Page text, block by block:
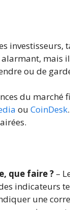
investisseurs,
mais
ou de
du marché
ou CoinDesk
que faire ? –
indicateurs
une